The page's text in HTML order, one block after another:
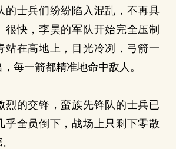
士兵们纷纷陷入混乱，不再具
很快，李昊的军队开始完全压制
站在高地上，目光冷冽，弓箭一
每一箭都精准地命中敌人。
的交锋，蛮族先锋队的士兵已
乎全员倒下，战场上只剩下零散